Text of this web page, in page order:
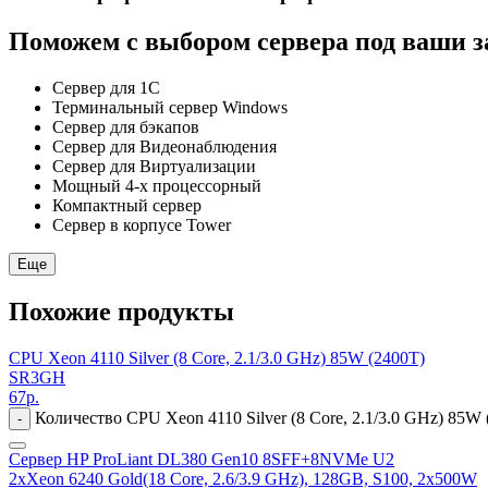
Поможем с выбором сервера под ваши
Сервер для 1С
Терминальный сервер Windows
Сервер для бэкапов
Сервер для Видеонаблюдения
Сервер для Виртуализации
Мощный 4-х процессорный
Компактный сервер
Сервер в корпусе Tower
Еще
Похожие продукты
CPU Xeon 4110 Silver (8 Core, 2.1/3.0 GHz) 85W (2400T)
SR3GH
67р.
- Количество CPU Xeon 4110 Silver (8 Core, 2.1/3.0 GHz) 85W
Сервер HP ProLiant DL380 Gen10 8SFF+8NVMe U2
2xXeon 6240 Gold(18 Core, 2.6/3.9 GHz), 128GB, S100, 2x500W